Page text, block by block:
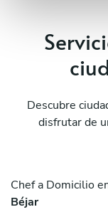
Descubre
disfrutar de
Chef a Domicilio
Béjar